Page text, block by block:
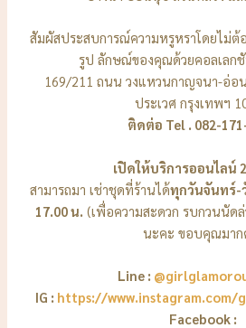
สัมผัสประสบการณ์ความหรูหราโดยไม่ต้
รูป ลักษณ์ของคุณด้วยคอลเลกชั
169/211 ถนน วงแหวนกาญจนา-อ่อ
ประเวศ กรุงเทพฯ
ติดต่อ Tel . 082-
เปิดให้บริการออนไลน์
สามารถมา เช่าชุดที่ร้านได้ทุกวันจันทร์-วั
17.00 น. (เพื่อความสะดวก รบกวนนัด
นะคะ ขอบคุณมาก
Line :
IG : https://www.instagram.com/
Facebook :